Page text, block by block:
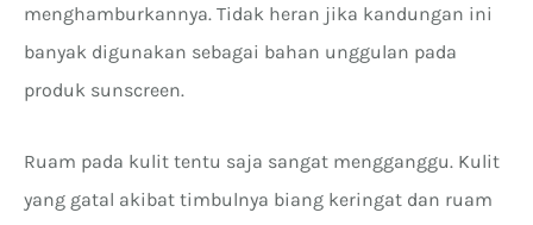
menghamburkannya. Tidak heran jika kandungan ini
banyak digunakan sebagai bahan unggulan pada
produk sunscreen.
Ruam pada kulit tentu saja sangat mengganggu. Kulit
yang gatal akibat timbulnya biang keringat dan ruam